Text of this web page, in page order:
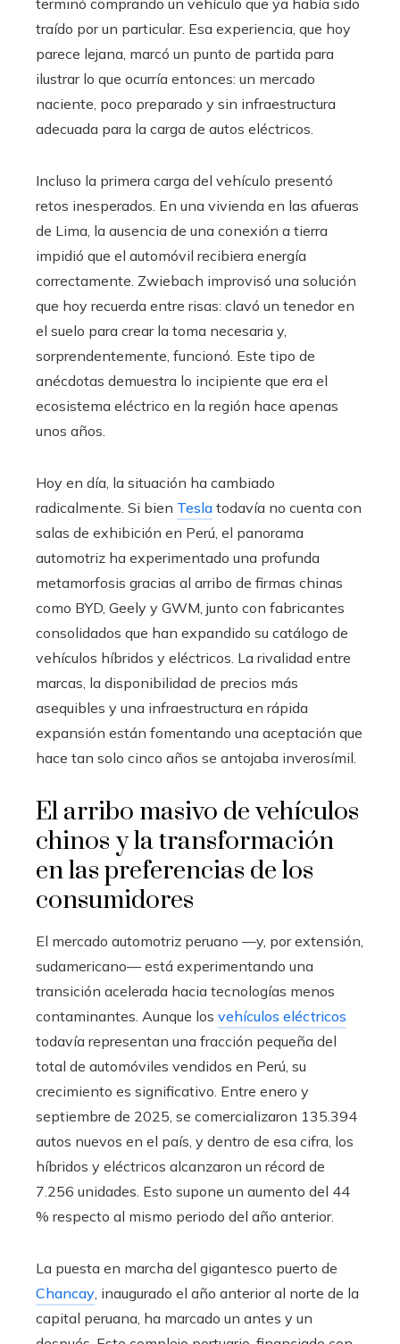
terminó comprando un vehículo que ya había sido
traído por un particular. Esa experiencia, que hoy
parece lejana, marcó un punto de partida para
ilustrar lo que ocurría entonces: un mercado
naciente, poco preparado y sin infraestructura
adecuada para la carga de autos eléctricos.
Incluso la primera carga del vehículo presentó
retos inesperados. En una vivienda en las afueras
de Lima, la ausencia de una conexión a tierra
impidió que el automóvil recibiera energía
correctamente. Zwiebach improvisó una solución
que hoy recuerda entre risas: clavó un tenedor en
el suelo para crear la toma necesaria y,
sorprendentemente, funcionó. Este tipo de
anécdotas demuestra lo incipiente que era el
ecosistema eléctrico en la región hace apenas
unos años.
Hoy en día, la situación ha cambiado
radicalmente. Si bien Tesla todavía no cuenta con
salas de exhibición en Perú, el panorama
automotriz ha experimentado una profunda
metamorfosis gracias al arribo de firmas chinas
como BYD, Geely y GWM, junto con fabricantes
consolidados que han expandido su catálogo de
vehículos híbridos y eléctricos. La rivalidad entre
marcas, la disponibilidad de precios más
asequibles y una infraestructura en rápida
expansión están fomentando una aceptación que
hace tan solo cinco años se antojaba inverosímil.
El arribo masivo de vehículos
chinos y la transformación
en las preferencias de los
consumidores
El mercado automotriz peruano —y, por extensión,
sudamericano— está experimentando una
transición acelerada hacia tecnologías menos
contaminantes. Aunque los vehículos eléctricos
todavía representan una fracción pequeña del
total de automóviles vendidos en Perú, su
crecimiento es significativo. Entre enero y
septiembre de 2025, se comercializaron 135.394
autos nuevos en el país, y dentro de esa cifra, los
híbridos y eléctricos alcanzaron un récord de
7.256 unidades. Esto supone un aumento del 44
% respecto al mismo periodo del año anterior.
La puesta en marcha del gigantesco puerto de
Chancay, inaugurado el año anterior al norte de la
capital peruana, ha marcado un antes y un